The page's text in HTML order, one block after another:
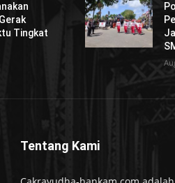
Tingkat
Tentang Kami